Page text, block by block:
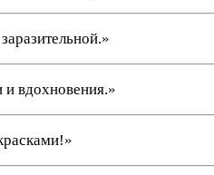
и вдохновения.»